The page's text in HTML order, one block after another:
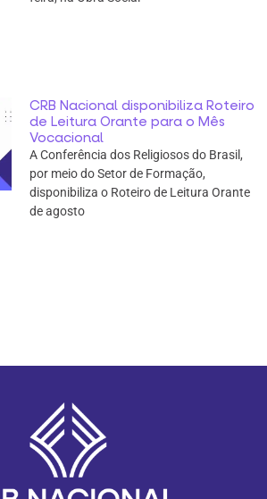
CRB Nacional disponibiliza Roteiro
de Leitura Orante para o Mês
Vocacional
A Conferência dos Religiosos do Brasil,
por meio do Setor de Formação,
disponibiliza o Roteiro de Leitura Orante
de agosto